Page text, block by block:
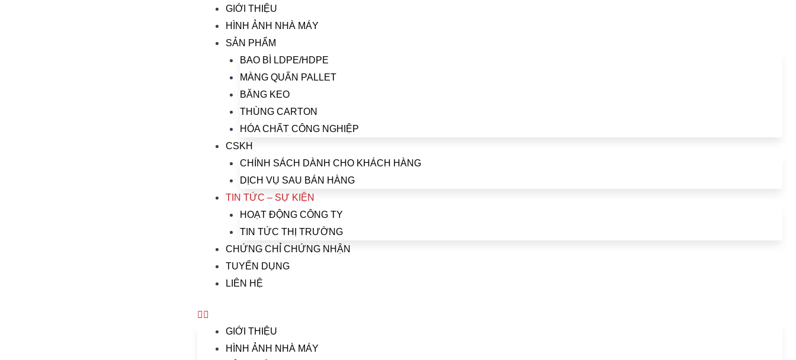
GIỚI THIỆU
HÌNH ẢNH NHÀ MÁY
SẢN PHẨM
BAO BÌ LDPE/HDPE
MÀNG QUẤN PALLET
BĂNG KEO
THÙNG CARTON
HÓA CHẤT CÔNG NGHIỆP
CSKH
CHÍNH SÁCH DÀNH CHO KHÁCH HÀNG
DỊCH VỤ SAU BÁN HÀNG
TIN TỨC – SỰ KIỆN
HOẠT ĐỘNG CÔNG TY
TIN TỨC THỊ TRƯỜNG
CHỨNG CHỈ CHỨNG NHẬN
TUYỂN DỤNG
LIÊN HỆ
Menu
GIỚI THIỆU
HÌNH ẢNH NHÀ MÁY